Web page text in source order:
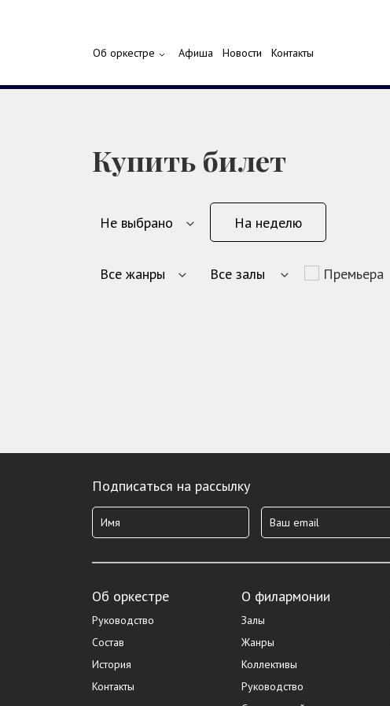
Об оркестре Афиша Новости Контакты
Купить билет
На неделю
Премьера
Подписаться на рассылку
Об оркестре
Руководство
Состав
История
Контакты
О филармонии
Залы
Жанры
Коллективы
Руководство